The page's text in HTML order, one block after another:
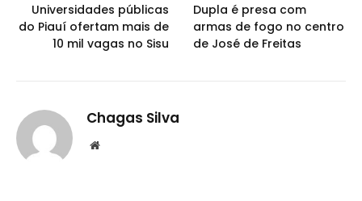
Universidades públicas
do Piauí ofertam mais de
10 mil vagas no Sisu
Dupla é presa com
armas de fogo no centro
de José de Freitas
Chagas Silva
Website